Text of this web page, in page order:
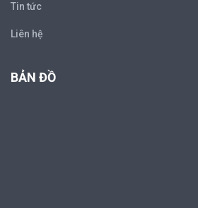
Tin tức
Liên hệ
BẢN ĐỒ